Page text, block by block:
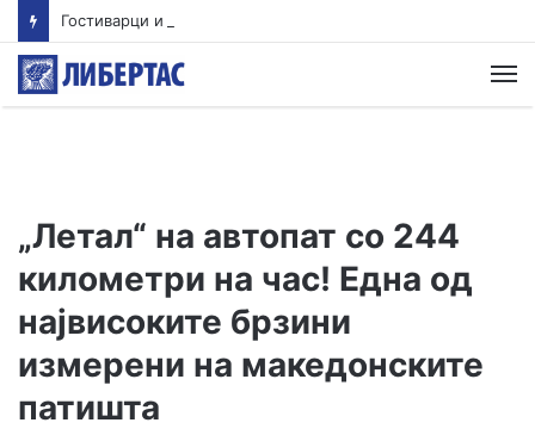
Гостиварци и натаму без пивка вода
„Летал“ на автопат со 244
километри на час! Една од
највисоките брзини
измерени на македонските
патишта